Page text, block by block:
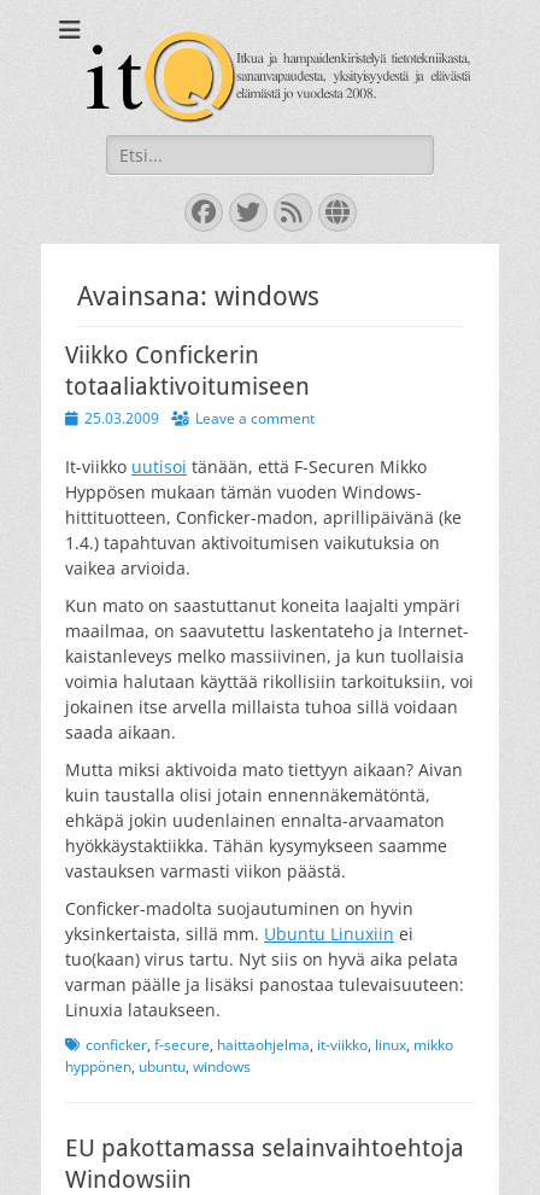
Itkua ja hammastenkiristelyä jo vuodesta 2008.
Search
for:
Facebook
Twitter
FeedWebsite
Avainsana: windows
Viikko Confickerin
totaaliaktivoitumiseen
Posted
25.03.2009 Leave a comment
It-viikko uutisoi tänään, että F-Securen Mikko
Hyppösen mukaan tämän vuoden Windows-
hittituotteen, Conficker-madon, aprillipäivänä (ke
1.4.) tapahtuvan aktivoitumisen vaikutuksia on
vaikea arvioida.
Kun mato on saastuttanut koneita laajalti ympäri
maailmaa, on saavutettu laskentateho ja Internet-
kaistanleveys melko massiivinen, ja kun tuollaisia
voimia halutaan käyttää rikollisiin tarkoituksiin, voi
jokainen itse arvella millaista tuhoa sillä voidaan
saada aikaan.
Mutta miksi aktivoida mato tiettyyn aikaan? Aivan
kuin taustalla olisi jotain ennennäkemätöntä,
ehkäpä jokin uudenlainen ennalta-arvaamaton
hyökkäystaktiikka. Tähän kysymykseen saamme
vastauksen varmasti viikon päästä.
Conficker-madolta suojautuminen on hyvin
yksinkertaista, sillä mm. Ubuntu Linuxiin ei
tuo(kaan) virus tartu. Nyt siis on hyvä aika pelata
varman päälle ja lisäksi panostaa tulevaisuuteen:
Linuxia lataukseen.
Tagsconficker, f-secure, haittaohjelma, it-viikko, linux, mikko
hyppönen, ubuntu, windows
EU pakottamassa selainvaihtoehtoja
Windowsiin